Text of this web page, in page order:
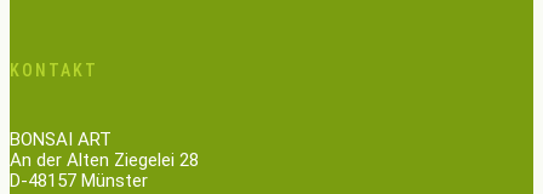
KONTAKT
BONSAI ART
An der Alten Ziegelei 28
D-48157 Münster